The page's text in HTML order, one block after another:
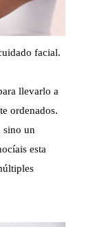
facial.
llevarlo a
ordenados.
sino un
esta